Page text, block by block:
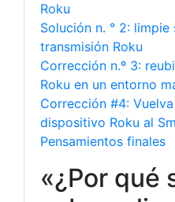
Roku
Solución n. ° 2:
transmisión Roku
Corrección n.º 3:
Roku en un entorno
Corrección #4:
dispositivo Roku al
Pensamientos finales
«¿Por qué